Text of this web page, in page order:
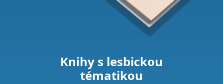
Knihy s lesbickou
tématikou